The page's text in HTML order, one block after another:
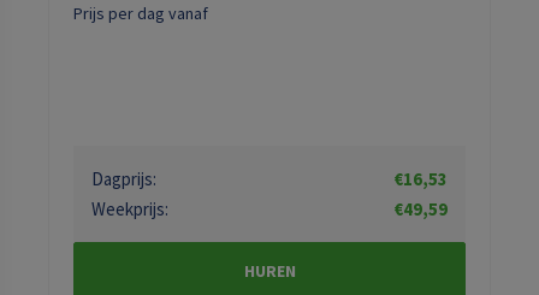
Prijs per dag vanaf
Dagprijs:
€16,53
Weekprijs:
€49,59
HUREN